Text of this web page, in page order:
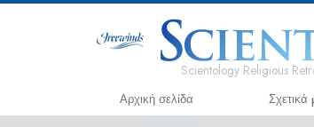
Scientology Religious
Αρχική σελίδα